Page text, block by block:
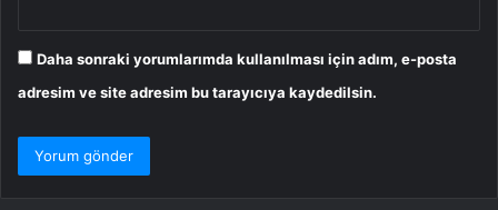
Daha sonraki yorumlarımda kullanılması için adım, e-posta
adresim ve site adresim bu tarayıcıya kaydedilsin.